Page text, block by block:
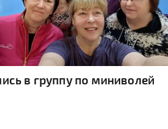
в группу по миниволей